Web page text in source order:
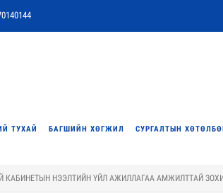
ТУХАЙ БАГШИЙН ХӨГЖИЛ СУРГАЛТЫН
НЭЭЛТИЙН ҮЙЛ АЖИЛЛАГАА АМЖИЛТТАЙ